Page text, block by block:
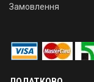
Замовлення